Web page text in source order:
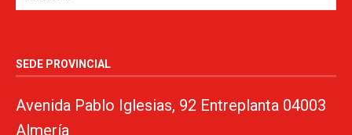
SEDE PROVINCIAL
Avenida Pablo Iglesias, 92 Entreplanta 04003
Almería